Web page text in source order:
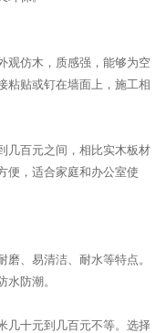
观仿木，质感强，能够为空
粘贴或钉在墙面上，施工相
几百元之间，相比实木板材
便，适合家庭和办公室使
、易清洁、耐水等特点。
防潮。
几十元到几百元不等。选择